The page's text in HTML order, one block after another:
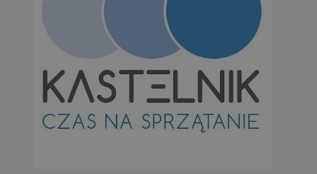
Niezbędne pliki cookie umożliwiają korzystanie z podstawowych
takich jak logowanie użytkownika i zarządzanie kontem. Bez
można prawidłowo korzystać ze strony internetowej.
Nazwa
Provider /
SessID
orzesze.com.pl
QeSessID orzesze.com.pl